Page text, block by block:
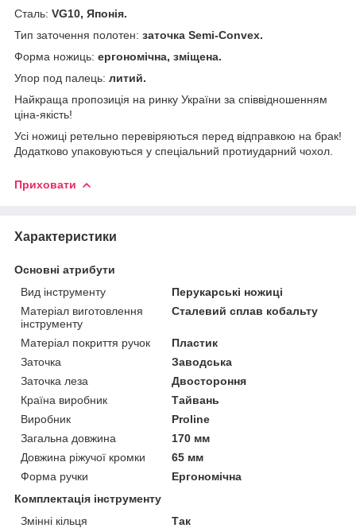
Сталь: VG10, Японія.
Тип заточення полотен: заточка Semi-Convex.
Форма ножиць: ергономічна, зміщена.
Упор под палець: литий.
Найкраща пропозиція на ринку України за співвідношенням
ціна-якість!
Усі ножиці ретельно перевіряються перед відправкою на брак!
Додатково упаковуються у спеціальний протиударний чохол.
Приховати
Характеристики
Основні атрибути
Вид інструменту
Перукарські ножиці
Матеріал виготовлення
інструменту
Сталевий сплав кобальту
Матеріал покриття ручок
Пластик
Заточка
Заводська
Заточка леза
Двостороння
Країна виробник
Тайвань
Виробник
Proline
Загальна довжина
170 мм
Довжина ріжучої кромки
65 мм
Форма ручки
Ергономічна
Комплектація інструменту
Змінні кільця
Так